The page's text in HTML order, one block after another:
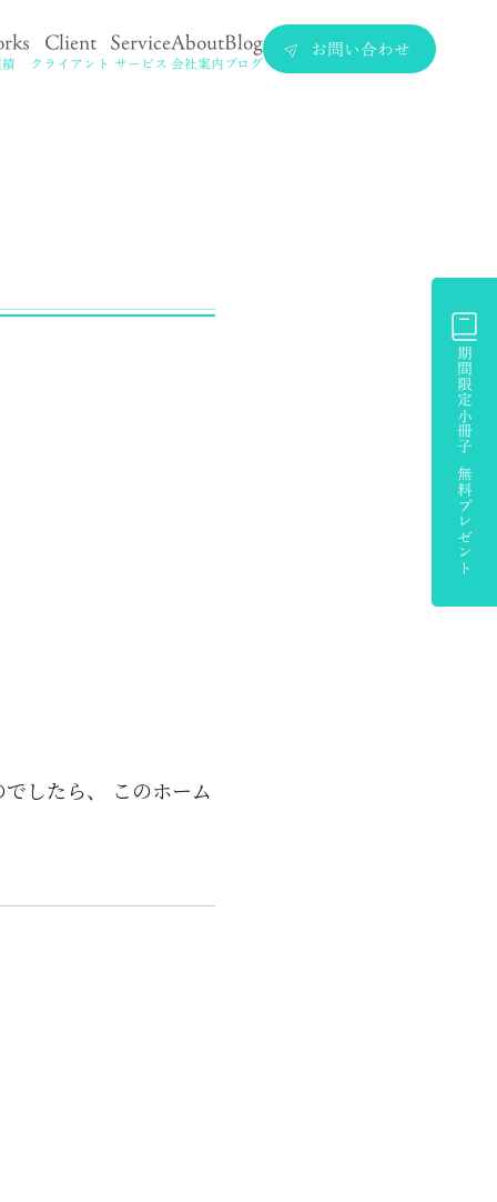
Client
クライアント
Service
サービス
About
会社案内
Blog
ブログ お問い合わせ
したら、 このホーム
期間限定小冊子 無料プレゼント